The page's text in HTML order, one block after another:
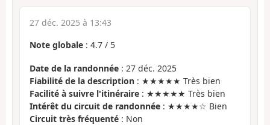
27 déc. 2025 à 13:43
Note globale : 4.7 / 5
Date de la randonnée : 27 déc. 2025
Fiabilité de la description : ★★★★★ Très bien
Facilité à suivre l'itinéraire : ★★★★★ Très bien
Intérêt du circuit de randonnée : ★★★★☆ Bien
Circuit très fréquenté : Non